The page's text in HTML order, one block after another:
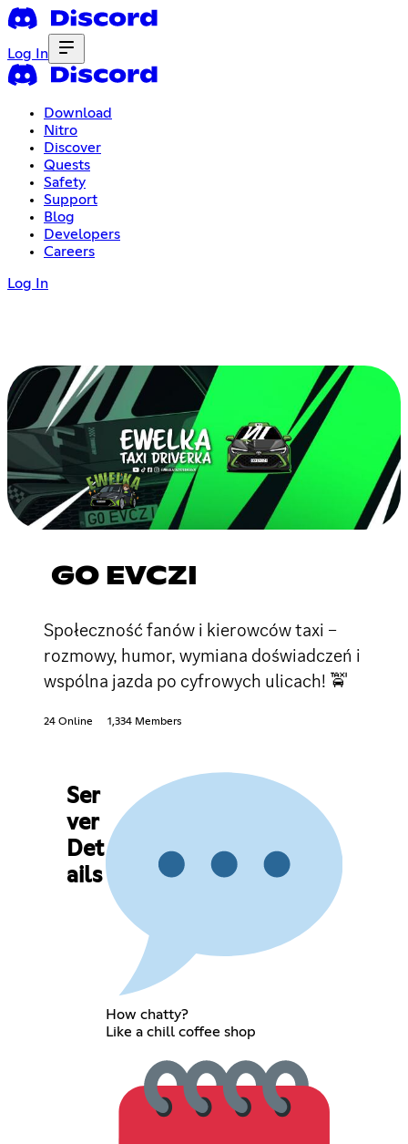
Log In
Download
Nitro
Discover
Quests
Safety
Support
Blog
Developers
Careers
Log In
GO EVCZI
Społeczność fanów i kierowców taxi –
rozmowy, humor, wymiana doświadczeń i
wspólna jazda po cyfrowych ulicach! 🚖
24 Online 1,334 Members
Ser
ver
Det
ails
How chatty?
Like a chill coffee shop